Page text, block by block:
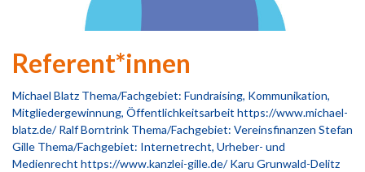
Referent*innen
Michael Blatz Thema/Fachgebiet: Fundraising, Kommunikation,
Mitgliedergewinnung, Öffentlichkeitsarbeit https://www.michael-
blatz.de/ Ralf Borntrink Thema/Fachgebiet: Vereinsfinanzen Stefan
Gille Thema/Fachgebiet: Internetrecht, Urheber- und
Medienrecht https://www.kanzlei-gille.de/ Karu Grunwald-Delitz